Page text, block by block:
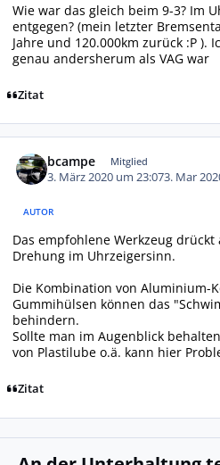
Wie war das gleich beim 9-3? Im
entgegen? (mein letzter
Jahre und 120.000km zurück :P ).
genau andersherum als VAG war
Zitat
bcampe Mitglied
3. März 2020 um 23:073. Mar
AUTOR
Das empfohlene Werkzeug
Drehung im Uhrzeigersinn.
Die Kombination von Aluminium-
Gummihülsen können das
behindern.
Sollte man im Augenblick
von Plastilube o.ä. kann hier
Zitat